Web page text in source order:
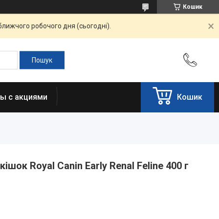
Кошик
робочого дня (сьогодні).
с акциями Кошик
Royal Canin Early Renal Feline 400 г